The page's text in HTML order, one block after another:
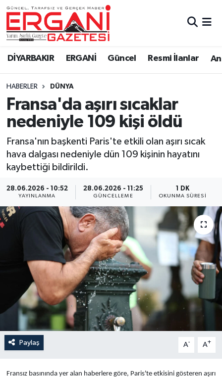
DİYARBAKIR ERGANİ Güncel Resmi İlanlar
HABERLER DÜNYA
Fransa'da aşırı sıcaklar
nedeniyle 109 kişi öldü
Fransa'nın başkenti Paris'te etkili olan aşırı sıcak
hava dalgası nedeniyle dün 109 kişinin hayatını
kaybettiği bildirildi.
28.06.2026 - 10:52
YAYINLANMA
28.06.2026 - 11:25
GÜNCELLEME
1 DK
OKUNMA SÜRESI
Paylaş A- A+
Fransız basınında yer alan haberlere göre, Paris'te etkisini gösteren aşırı
DİYARBAKIR
BİSMİL
BAĞLAR
ERGANİ
Güncel
Eği̇ti̇m
Resmi İlanlar
Sağlık
Si̇yaset
Spor
Yaşam
Anali̇z
Bi̇li̇m & Teknoloji̇
Dünya
Eği̇ti̇m
Ergani Nöbetçi Eczaneler
Ergani Hava Durumu
Ergani Trafik Yoğunluk Haritası
Süper Lig Puan Durumu ve Fikstür
Tüm Manşetler
Son Dakika Haberleri
Haber Arşivi